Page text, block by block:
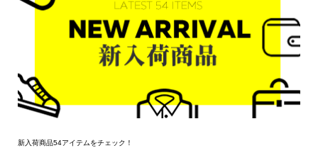
新入荷商品54アイテムをチェック！